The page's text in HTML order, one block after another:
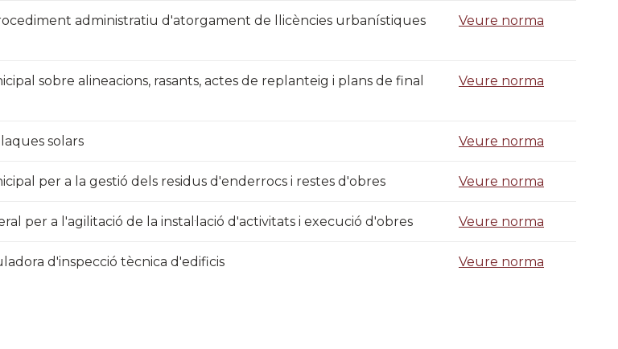
administratiu d'atorgament de llicències urbanístiques
Veure norma
sobre alineacions, rasants, actes de replanteig i plans de final
Veure norma
solars Veure norma
per a la gestió dels residus d'enderrocs i restes d'obres Veure norma
per a l'agilitació de la instal·lació d'activitats i execució d'obres Veure norma
d'inspecció tècnica d'edificis Veure norma